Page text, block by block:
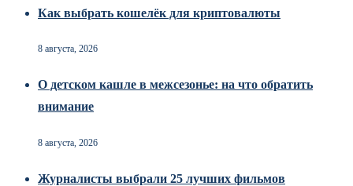
Как выбрать кошелёк для криптовалюты
8 августа, 2026
О детском кашле в межсезонье: на что обратить
внимание
8 августа, 2026
Журналисты выбрали 25 лучших фильмов